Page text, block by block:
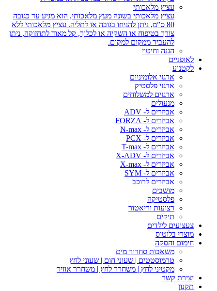
עציץ מלאכותי
עציץ מלאכותי בשונה מעץ מלאכותי, הוא מגיע עד כגובה
80 ס”מ, ניתן להניחו בגובה או לתליה. עציץ מלאכותי ללא
צורך בטיפוח או השקיה או לכלוך, קל מאוד לתחזוקה, ניתן
להעביר ממקום למקום.
הגנה וחיטוי
לאופניים
לקטנוע
ארגזי אלומיניום
ארגזי פלסטיק
ארגזים למשלוחים
מנעולים
אביזרים ל- ADV
אביזרים ל- FORZA
אביזרים ל- N-max
אביזרים ל- PCX
אביזרים ל- T-max
אביזרים ל- X-ADV
אביזרים ל- X-max
אביזרים ל- SYM
אביזרים לרוכב
מושבים
פלסטיקה
רצועות וריאטור
תיקים
צעצועים לילדים
מוצרי בלוטוס
חימום והסקה
משאבות סחרור מים
טרמוסטטים | שעוני חום | שעוני לחץ
מקטיני לחץ | משחרר לחץ | משחרר אוויר
יצירת קשר
תקנון